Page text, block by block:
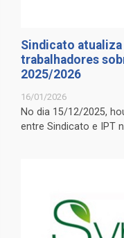
Sindicato
trabalhadores
2025/2026
16/01/2026
No dia 15/12/2025,
entre Sindicato e IPT